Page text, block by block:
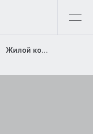
Жилой комплекс сады пекина